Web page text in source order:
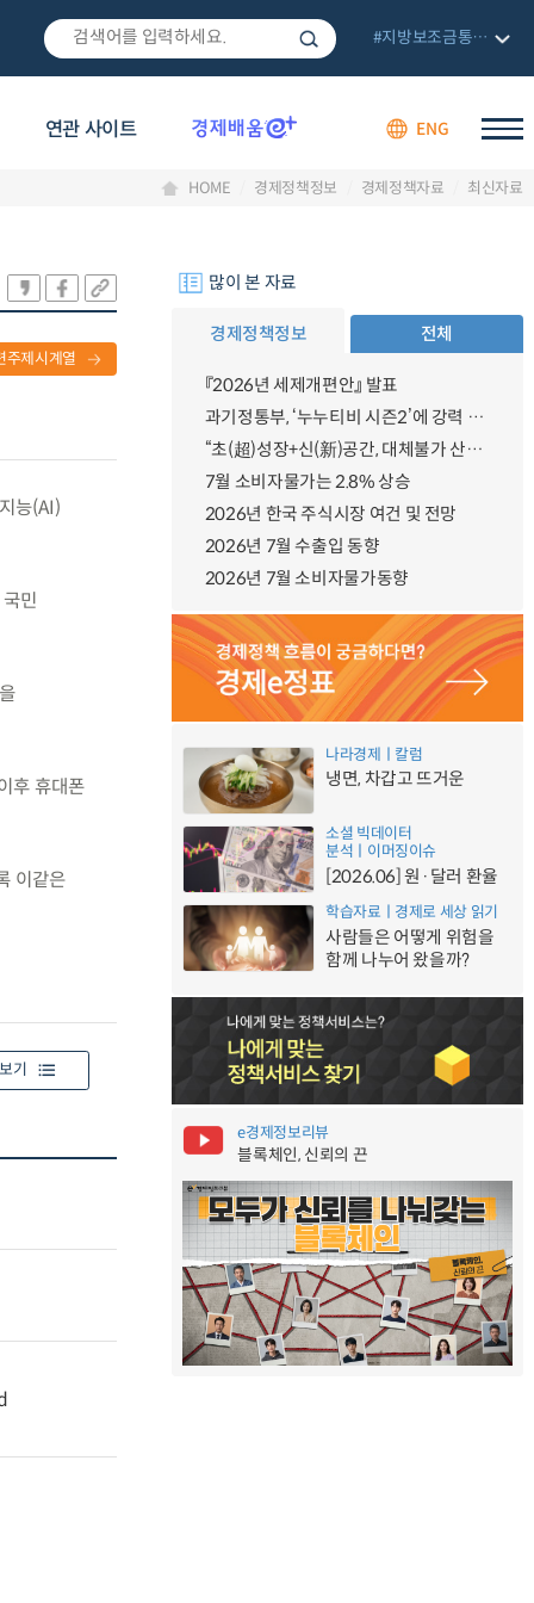
연관 사이트 ENG
#지방보조금통합관리망
HOME 경제정책정보 경제정책자료 최신자료
주제시계열
능(AI)
민
후 휴대폰
이같은
기
많이 본 자료
경제정책정보 전체
『2026년 세제개편안』 발표
과기정통부, ‘누누티비 시즌2’에 강력 대응 의지 밝혀
“초(超)성장+신(新)공간, 대체불가 산업강국”
7월 소비자물가는 2.8% 상승
2026년 한국 주식시장 여건 및 전망
2026년 7월 수출입 동향
2026년 7월 소비자물가동향
나라경제ㅣ칼럼
냉면, 차갑고 뜨거운
소셜 빅데이터
분석ㅣ이머징이슈
[2026.06] 원·달러 환율
학습자료ㅣ경제로 세상 읽기
사람들은 어떻게 위험을
함께 나누어 왔을까?
e경제정보리뷰
블록체인, 신뢰의 끈